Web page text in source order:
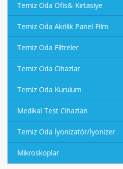
Temiz Oda Ofis& Kırtasiye
Temiz Oda Akrilik Panel Film
Temiz Oda Filtreler
Temiz Oda Cihazlar
Temiz Oda Kurulum
Medikal Test Cihazları
Temiz Oda İyonizatör/İyonizer
Mikroskoplar